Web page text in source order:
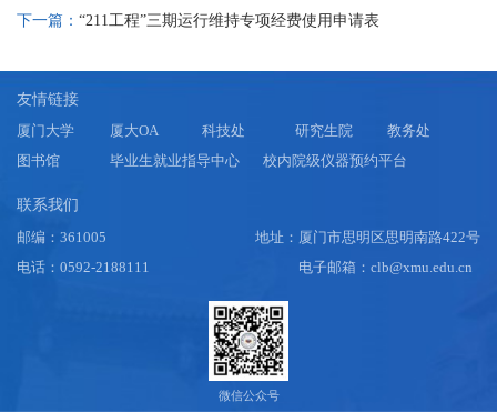
下一篇： “211工程”三期运行维持专项经费使用申请表
友情链接
厦门大学 厦大OA 科技处 研究生院
教务处
图书馆
毕业生就业指导中心 校内院级仪器预约平台
联系我们
邮编：361005
地址：厦门市思明区思明南路422号
电话：0592-2188111
电子邮箱：clb@xmu.edu.cn
微信公众号